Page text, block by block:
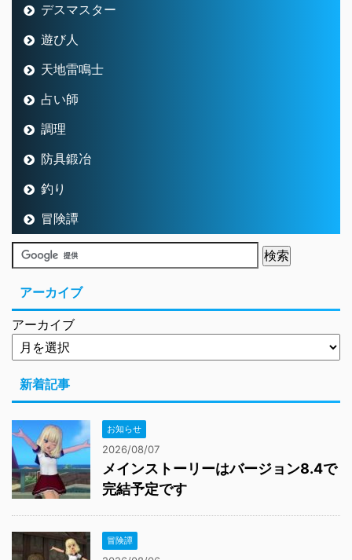
デスマスター
遊び人
天地雷鳴士
占い師
調理
防具鍛冶
釣り
冒険譚
アーカイブ
アーカイブ
新着記事
お知らせ
2026/08/07
メインストーリーはバージョン8.4で
完結予定です
冒険譚